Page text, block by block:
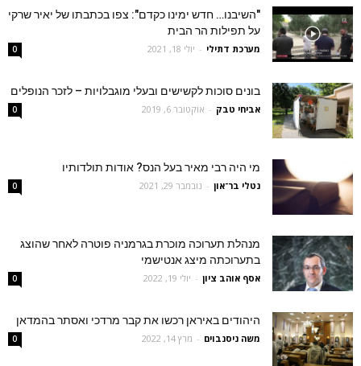
"השיבנו… חדש ימינו כקדם": צפו בכתבתו של יאיר שרקי
על תפילות הר הבית
מערכת דתילי - יולי 18, 2021 0
בונים סוכות לקשישים ובעלי מוגבלויות – לזכר הנופלים
אביחי טבק - אוקטובר 6, 2019 0
מי היה רבי מאיר בעל הנס? אודות תולדותיו
נטלי בר־און - נובמבר 29, 2021 0
מנהלת תערוכה מוכרת בגרמניה פוטרה לאחר שהוצג
בתערוכתה מיצג אנטישמי
אסף אוהב ציון - יולי 19, 2022 0
היהודים באיראן רכשו את קבר מרדכי ואסתר בהמדאן
משה ניסנבוים - מרץ 14, 2022 0